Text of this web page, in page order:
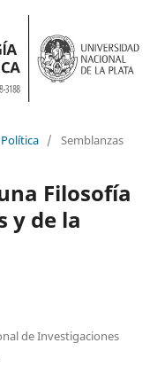
/ Semblanzas
Filosofía
y de la
de Investigaciones